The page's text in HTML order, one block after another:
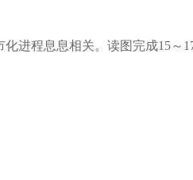
进程息息相关。读图完成15～17